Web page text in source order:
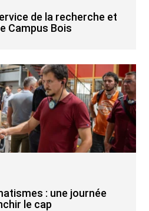
de la recherche et
Campus Bois
: une journée
le cap